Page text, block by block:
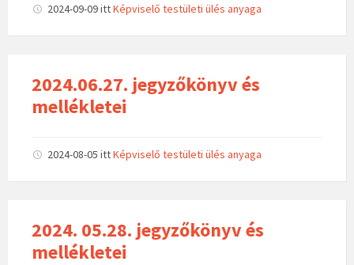
2024-09-09ittKépviselő testületi ülés anyaga
2024.06.27. jegyzőkönyv és
mellékletei
2024-08-05 ittKépviselő testületi ülés anyaga
2024. 05.28. jegyzőkönyv és
mellékletei